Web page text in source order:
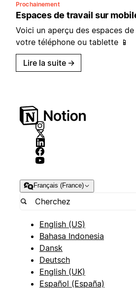
Prochainement
Espaces de travail sur
Voici un aperçu des espaces
votre téléphone ou tablette 📱
Lire la suite →
Français (France)
English (US)
Bahasa Indonesia
Dansk
Deutsch
English (UK)
Español (España)